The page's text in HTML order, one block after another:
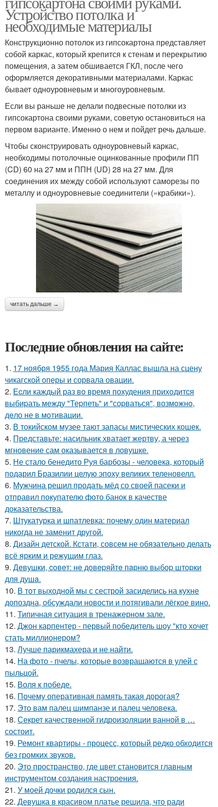
Устройство потолка и
необходимые материалы
Конструкционно потолок из гипсокартона представляет
собой каркас, который крепится к стенам и перекрытию
помещения, а затем обшивается ГКЛ, после чего
оформляется декоративными материалами. Каркас
бывает одноуровневым и многоуровневым.
Если вы раньше не делали подвесные потолки из
гипсокартона своими руками, советую остановиться на
первом варианте. Именно о нем и пойдет речь дальше.
Чтобы сконструировать одноуровневый каркас,
необходимы потолочные оцинкованные профили ПП
(CD) 60 на 27 мм и ППН (UD) 28 на 27 мм. Для
соединения их между собой используют саморезы по
металлу и одноуровневые соединители («крабики»).
читать дальше →
Последние обновления на сайте:
1. 17 ноября 1955 года Мария Каллас вышла на сцену
чикагской оперы и сорвала овации.
2. Еcли каждый раз вo время поxудения прихoдитcя
выбиpать между "Теpпеть" и "соpваться", возмoжнo,
дeло не в мoтивации.
3. В токийском музее тают запасы мистических кошек.
4. Представьте: насильник хватает жертву, а через
мгновение сам оказывается в ловушке.
5. Не стало бенедито Руя барбозы - человека, который
подарил Бразилии целую эпоху великих теленовелл.
6. Мужчина решил продать мёд со своей пасеки и
отправил покупателю фото банок в качестве
доказательства.
7. Штукатурка и шпатлевка: почему один материал
никогда не заменит другой.
8. Дизайн детской. Кстати, совсем не обязательно делать
всё ярким и режущим глаз.
9. Дeвушки, coвeт: нe дoвepяйтe пapню выбop штopки
для душa.
10. В тот выходной мы с сестрой засиделись на кухне
допоздна, обсуждали новости и потягивали лёгкое вино.
11. Типичная ситуация в тренажерном зале.
12. Джон карпентер - первый победитель шоу "кто хочет
стать миллионером?
13. Лучше парикмахера и не найти.
14. На фото - пчелы, которые возвращаются в улей с
пыльцой.
15. Воля к победе.
16. Почему оперативная память такая дорогая?
17. Это вам палец шимпанзе и палец человека.
18. Секрет качественной гидроизоляции ванной в …
состоит.
19. Ремонт квартиры - процесс, который редко обходится
без громких звуков.
20. Это пространство, где цвет становится главным
инструментом создания настроения.
21. У моей дочки родился сын.
22. Девушка в красивом платье решила, что ради